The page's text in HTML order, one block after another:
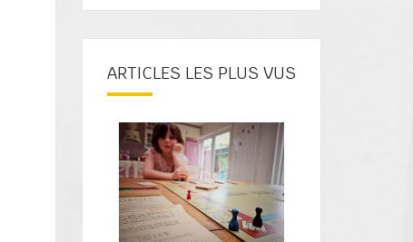
ARTICLES LES PLUS VUS